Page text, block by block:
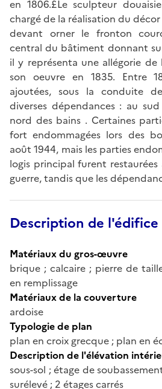
en 1806.£Le sculpteur
chargé de la réalisation du
devant orner le fronton
central du bâtiment donnant
il y représenta une allégorie
son oeuvre en 1835. Entre
ajoutées, sous la conduite
diverses dépendances : au
nord des bains . Certaines
fort endommagées lors des
août 1944, mais les parties
logis principal furent
guerre, tandis que les
Description de l'édifice
Matériaux du gros-œuvre
brique ; calcaire ; pierre de
en remplissage
Matériaux de la couverture
ardoise
Typologie de plan
plan en croix grecque ; plan en
Description de l'élévation
sous-sol ; étage de
surélevé ; 2 étages carrés